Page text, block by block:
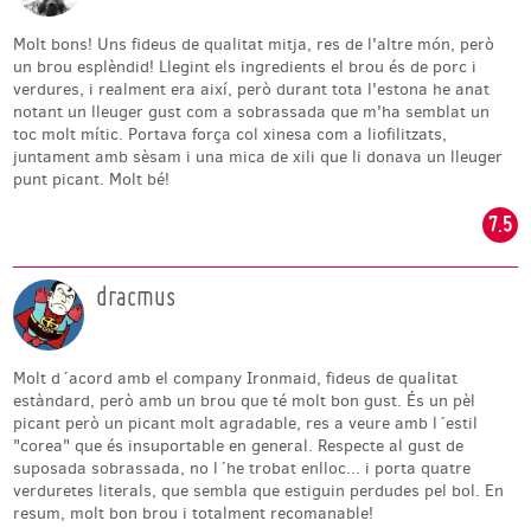
Molt bons! Uns fideus de qualitat mitja, res de l'altre món, però
un brou esplèndid! Llegint els ingredients el brou és de porc i
verdures, i realment era així, però durant tota l'estona he anat
notant un lleuger gust com a sobrassada que m'ha semblat un
toc molt mític. Portava força col xinesa com a liofilitzats,
juntament amb sèsam i una mica de xili que li donava un lleuger
punt picant. Molt bé!
7.5
dracmus
Molt d´acord amb el company Ironmaid, fideus de qualitat
estàndard, però amb un brou que té molt bon gust. És un pèl
picant però un picant molt agradable, res a veure amb l´estil
"corea" que és insuportable en general. Respecte al gust de
suposada sobrassada, no l´he trobat enlloc... i porta quatre
verduretes literals, que sembla que estiguin perdudes pel bol. En
resum, molt bon brou i totalment recomanable!